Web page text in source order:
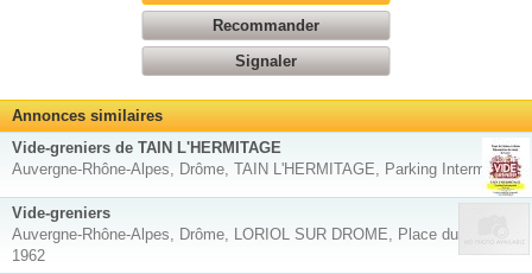
Recommander
Signaler
Annonces similaires
Vide-greniers de TAIN L'HERMITAGE
Auvergne-Rhône-Alpes, Drôme, TAIN L'HERMITAGE, Parking Intermarché
Vide-greniers
Auvergne-Rhône-Alpes, Drôme, LORIOL SUR DROME, Place du 19 mars
1962